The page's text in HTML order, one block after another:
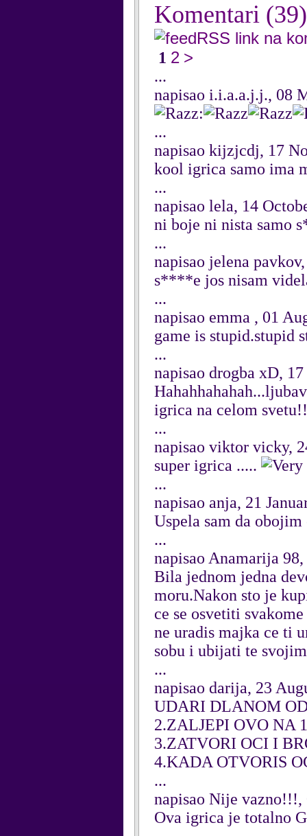
Komentari (39)
RSS link na
1 2 >
...
napisao i.i.a.a.j.j., 08
:
...
napisao kijzjcdj, 17
kool igrica samo ima
...
napisao lela, 14
ni boje ni nista samo
...
napisao jelena
s****e jos nisam
...
napisao emma , 01
game is stupid.stupid
...
napisao drogba xD,
igrica na celom
...
napisao viktor vicky,
super igrica .....
...
napisao anja, 21
Uspela sam da
...
napisao Anamarija
Bila jednom jedna
moru.Nakon sto je
ce se osvetiti
ne uradis majka ce ti
sobu i ubijati te
...
napisao darija, 23
UDARI DLANOM
2.ZALJEPI OVO NA
3.ZATVORI OCI I
4.KADA OTVORIS
...
napisao Nije vazno!!!,
Ova igrica je